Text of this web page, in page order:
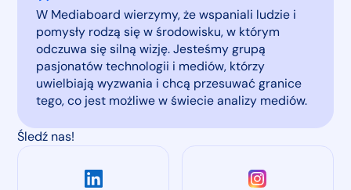
W Mediaboard wierzymy, że wspaniali ludzie i
pomysły rodzą się w środowisku, w którym
odczuwa się silną wizję. Jesteśmy grupą
pasjonatów technologii i mediów, którzy
uwielbiają wyzwania i chcą przesuwać granice
tego, co jest możliwe w świecie analizy mediów.
Śledź nas!